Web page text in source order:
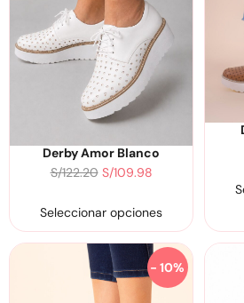
Derby Amor Blanco
S/122.20 S/109.98
Seleccionar opciones
- 10%